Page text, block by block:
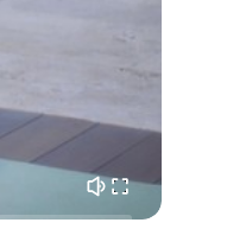
02:00
02:00